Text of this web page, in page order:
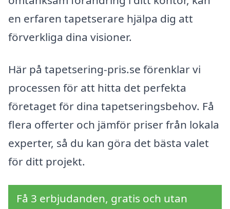
en erfaren tapetserare hjälpa dig att
förverkliga dina visioner.
Här på tapetsering-pris.se förenklar vi
processen för att hitta det perfekta
företaget för dina tapetseringsbehov. Få
flera offerter och jämför priser från lokala
experter, så du kan göra det bästa valet
för ditt projekt.
Få 3 erbjudanden, gratis och utan